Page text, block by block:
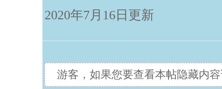
2020年7月16日更新
游客，如果您要查看本帖隐藏内